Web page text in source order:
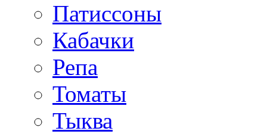
Патиссоны
Кабачки
Репа
Томаты
Тыква